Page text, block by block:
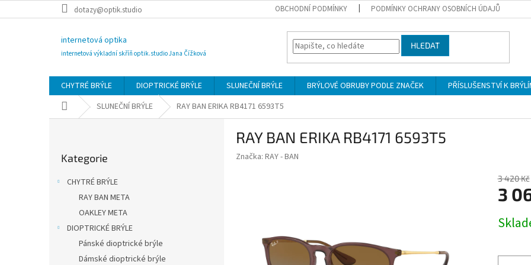
na
dotazy@optik.studio OBCHODNÍ PODMÍNKY PODMÍNKY OCHRANY OSOBNÍCH ÚDAJŮ
internetová optika
internetová výkladní skříň optik.studio Jana Čížková
HLEDAT
CHYTRÉ BRÝLE DIOPTRICKÉ BRÝLE SLUNEČNÍ BRÝLE BRÝLOVÉ OBRUBY PODLE ZNAČEK PŘÍSLUŠENSTVÍ K
Domů SLUNEČNÍ BRÝLE RAY BAN ERIKA RB4171 6593T5
kategorie
Kategorie
CHYTRÉ BRÝLE
RAY BAN META
OAKLEY META
DIOPTRICKÉ BRÝLE
Pánské dioptrické brýle
Dámské dioptrické brýle
RAY BAN ERIKA RB4171 6593T5
Značka: RAY - BAN
3 420 Kč
3
cena: